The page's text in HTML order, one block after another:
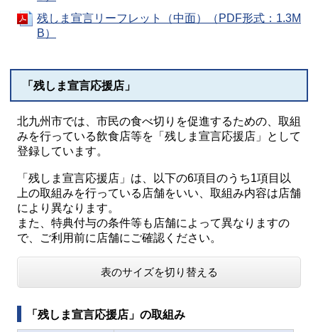
残しま宣言リーフレット（中面）（PDF形式：1.3M
B）
「残しま宣言応援店」
北九州市では、市民の食べ切りを促進するための、取組
みを行っている飲食店等を「残しま宣言応援店」として
登録しています。
「残しま宣言応援店」は、以下の6項目のうち1項目以
上の取組みを行っている店舗をいい、取組み内容は店舗
により異なります。
また、特典付与の条件等も店舗によって異なりますの
で、ご利用前に店舗にご確認ください。
表のサイズを切り替える
「残しま宣言応援店」の取組み